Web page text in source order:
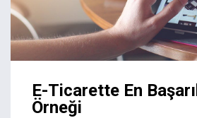
E-Ticarette En
Örneği